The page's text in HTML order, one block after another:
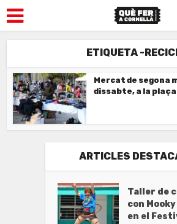
ETIQUETA -
Mercat de segona
dissabte, a la plaça
ARTICLES
Taller de
con
en el